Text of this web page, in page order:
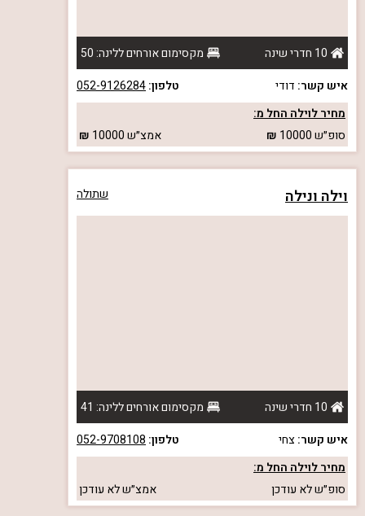
10 חדרי שינה
מקסימום אורחים ללינה: 50
איש קשר: דודי טלפון:052-9126284
מחיר לוילה החל מ:
סופ״ש10000 אמצ״ש10000
וילה ונילה שתולה
10 חדרי שינה
מקסימום אורחים ללינה: 41
איש קשר:צחי טלפון: 052-9708108
מחיר לוילה החל מ:
סופ״שלא עודכן אמצ״שלא עודכן